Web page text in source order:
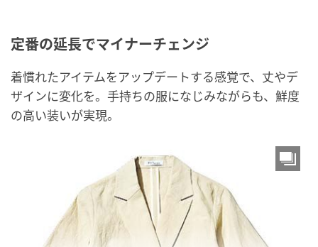
定番の延長でマイナーチェンジ
着慣れたアイテムをアップデートする感覚で、丈やデ
ザインに変化を。手持ちの服になじみながらも、鮮度
の高い装いが実現。